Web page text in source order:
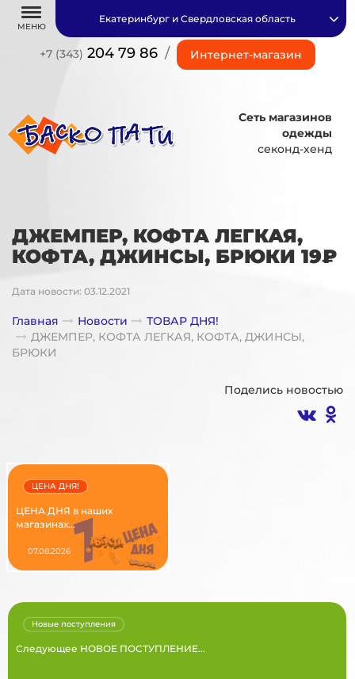
МЕНЮ
+7 (343) 204 79 86 / Интернет-магазин
Екатеринбург и Свердловская область
Сеть магазинов
одежды
секонд-хенд
ДЖЕМПЕР, КОФТА ЛЕГКАЯ,
КОФТА, ДЖИНСЫ, БРЮКИ 19₽
Дата новости: 03.12.2021
Главная Новости
ТОВАР ДНЯ!
ДЖЕМПЕР, КОФТА ЛЕГКАЯ, КОФТА, ДЖИНСЫ,
БРЮКИ
Поделись новостью
ЦЕНА ДНЯ в наших
магазинах...
ЦЕНА ДНЯ!
07.08.2026
Следующее НОВОЕ ПОСТУПЛЕНИЕ...
Новые поступления